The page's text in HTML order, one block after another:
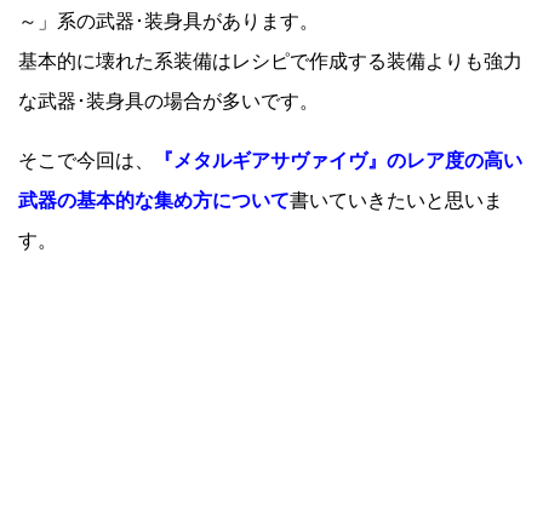
～」系の武器･装身具があります。
基本的に壊れた系装備はレシピで作成する装備よりも強力
な武器･装身具の場合が多いです。
そこで今回は、
『メタルギアサヴァイヴ』のレア度の高い
武器の基本的な集め方について書いていきたいと思いま
す。